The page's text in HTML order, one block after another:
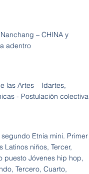
– CHINA y
adentro
las Artes – Idartes,
- Postulación colectiva
Etnia mini. Primer
niños, Tercer,
puesto Jóvenes hip hop,
Tercero, Cuarto,